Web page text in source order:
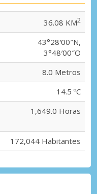
36.08 KM2
43°28′00″N,
3°48′00″O
8.0 Metros
14.5 ºC
1,649.0 Horas
172,044 Habitantes